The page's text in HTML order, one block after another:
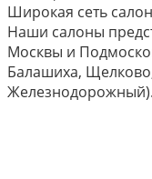
Широкая сеть
Наши салоны
Москвы и
Балашиха,
Железнодорожный).